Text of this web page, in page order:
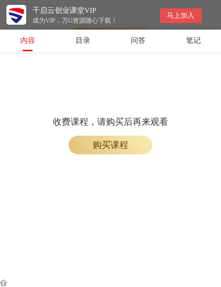
千启云创业课堂VIP
成为VIP，万G资源随心下载！
马上加入
会员专属课程，请开通会员后学习
内容 目录 问答 笔记
收费课程，请购买后再来观看
购买课程
